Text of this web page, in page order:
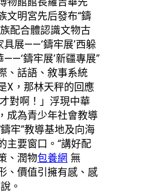
文明宮先后發布“鑄
配合體認識文物古
具展——‘鑄牢展’西躲
鑄牢展’新疆專展”
、話語、敘事系統
X，那林天秤的回應
對啊！」浮現中華
成為青少年社會教導
牢”教導基地及向海
主要窗口。“講好配
、潤物包養網 無
、價值引擁有感、感
。